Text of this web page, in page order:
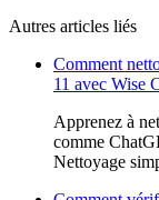
Autres articles liés
Comment
11 avec Wise
Apprenez à
comme
Nettoyage